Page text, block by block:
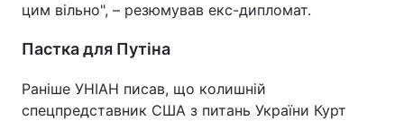
цим вільно", – резюмував екс-дипломат.
Пастка для Путіна
Раніше УНІАН писав, що колишній
спецпредставник США з питань України Курт